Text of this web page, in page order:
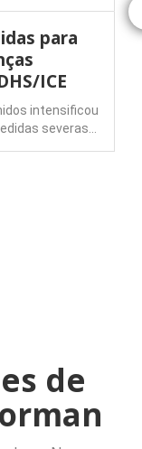
para
ICE
intensificou
severas…
de